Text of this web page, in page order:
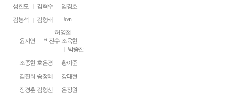
성헌모 김혁수
임경호
김봉석
김형태
Joan
허영철
윤지연
박진수 조육현
박종찬
조종현 호은경
황이준
김진희 송정혜
강태현
장경훈 김형선 은장원